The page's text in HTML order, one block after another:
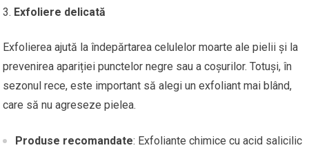
Exfoliere delicată
Exfolierea ajută la îndepărtarea celulelor moarte ale pielii și la
prevenirea apariției punctelor negre sau a coșurilor. Totuși, în
sezonul rece, este important să alegi un exfoliant mai blând,
care să nu agreseze pielea.
Produse recomandate: Exfoliante chimice cu acid salicilic